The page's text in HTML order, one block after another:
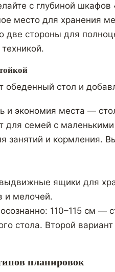
с глубиной
место для хранения
две стороны для
обеденный стол и
и экономия места —
для семей с
занятий и кормления.
выдвижные ящики для
и мелочей.
110–115 см —
стола. Второй
планировок